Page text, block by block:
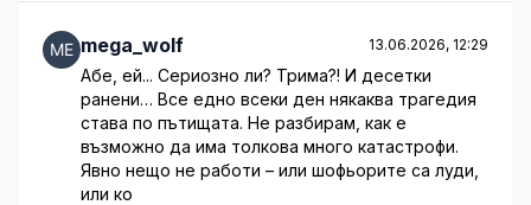
mega_wolf 13.06.2026, 12:29
Абе, ей... Сериозно ли? Трима?! И десетки
ранени… Все едно всеки ден някаква трагедия
става по пътищата. Не разбирам, как е
възможно да има толкова много катастрофи.
Явно нещо не работи – или шофьорите са луди,
или ко